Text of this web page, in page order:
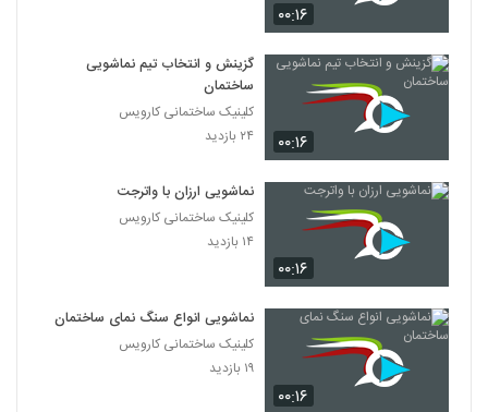
۰۰:۱۶
۰۰:۱۶
گزینش و انتخاب تیم نماشویی
ساختمان
کلینیک ساختمانی کارویس
۲۴ بازدید
۰۰:۱۶
نماشویی ارزان با واترجت
کلینیک ساختمانی کارویس
۱۴ بازدید
۰۰:۱۶
نماشویی انواع سنگ نمای ساختمان
کلینیک ساختمانی کارویس
۱۹ بازدید